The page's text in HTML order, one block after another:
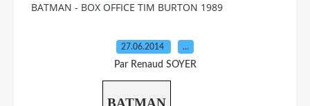
BATMAN - BOX OFFICE TIM BURTON 1989
27.06.2014 …
Par Renaud SOYER